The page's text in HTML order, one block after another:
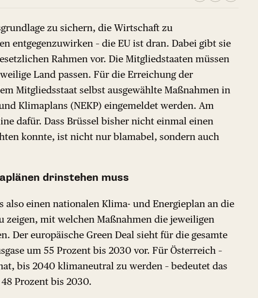
zu sichern, die Wirtschaft zu
entgegenzuwirken – die EU ist dran. Dabei gibt sie
Rahmen vor. Die Mitgliedstaaten müssen
Land passen. Für die Erreichung der
Mitgliedsstaat selbst ausgewählte Maßnahmen in
Klimaplans (NEKP) eingemeldet werden. Am
dafür. Dass Brüssel bisher nicht einmal einen
konnte, ist nicht nur blamabel, sondern auch
drinstehen muss
also einen nationalen Klima- und Energieplan an die
zeigen, mit welchen Maßnahmen die jeweiligen
Der europäische Green Deal sieht für die gesamte
um 55 Prozent bis 2030 vor. Für Österreich –
bis 2040 klimaneutral zu werden – bedeutet das
Prozent bis 2030.